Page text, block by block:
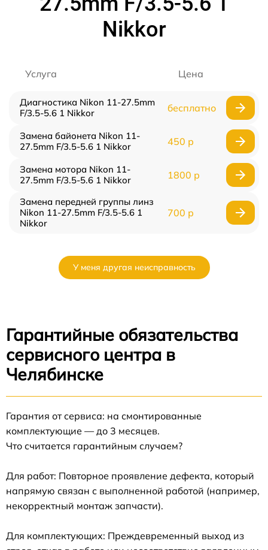
Nikkor
Услуга Цена
Диагностика Nikon 11-27.5mm
F/3.5-5.6 1 Nikkor
бесплатно
Замена байонета Nikon 11-
27.5mm F/3.5-5.6 1 Nikkor
450 р
Замена мотора Nikon 11-
27.5mm F/3.5-5.6 1 Nikkor
1800 р
Замена передней группы линз
Nikon 11-27.5mm F/3.5-5.6 1
Nikkor
700 р
У меня другая неисправность
Гарантийные обязательства
сервисного центра в
Челябинске
Гарантия от сервиса: на смонтированные
комплектующие — до 3 месяцев.
Что считается гарантийным случаем?
Для работ: Повторное проявление дефекта, который
напрямую связан с выполненной работой (например,
некорректный монтаж запчасти).
Для комплектующих: Преждевременный выход из